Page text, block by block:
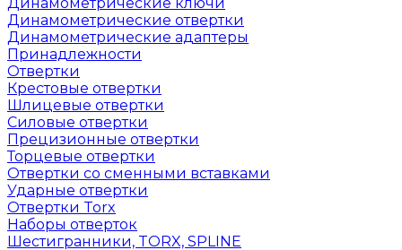
Динамометрические отвертки
Динамометрические адаптеры
Принадлежности
Отвертки
Крестовые отвертки
Шлицевые отвертки
Силовые отвертки
Прецизионные отвертки
Торцевые отвертки
Отвертки со сменными вставками
Ударные отвертки
Отвертки Torx
Наборы отверток
Шестигранники, TORX, SPLINE